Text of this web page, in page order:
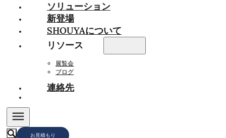
ソリューション
新登場
SHOUYAについて
リソース
展覧会
ブログ
連絡先
お見積もり